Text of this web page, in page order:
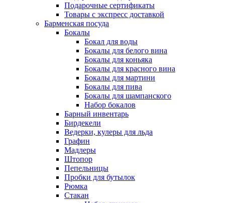
Подарочные сертификаты
Товары с экспресс доставкой
Барменская посуда
Бокалы
Бокал для воды
Бокалы для белого вина
Бокалы для коньяка
Бокалы для красного вина
Бокалы для мартини
Бокалы для пива
Бокалы для шампанского
Набор бокалов
Барный инвентарь
Бирдекели
Ведерки, кулеры для льда
Графин
Мадлеры
Штопор
Пепельницы
Пробки для бутылок
Рюмка
Стакан